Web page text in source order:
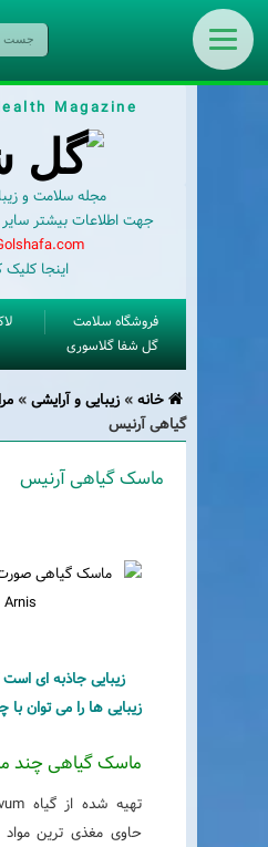
Magazine
مجله سلامت و
جهت اطلاعات بیشتر
اینجا کلیک
فروشگاه سلامت
گل شفا گلاسوری
خانه» زیبایی و آرایشی»
گیاهی آرنیس
ماسک گیاهی آرنیس
زیبایی جاذبه ای
زیبایی ها را می توان
ماسک گیاهی چند
حاوی مغذی ترین مواد